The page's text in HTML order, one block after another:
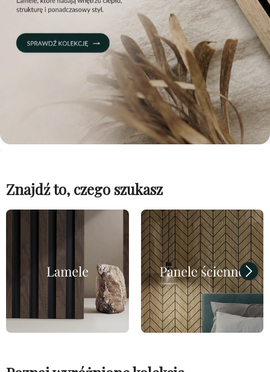
Znajdź to, czego szukasz